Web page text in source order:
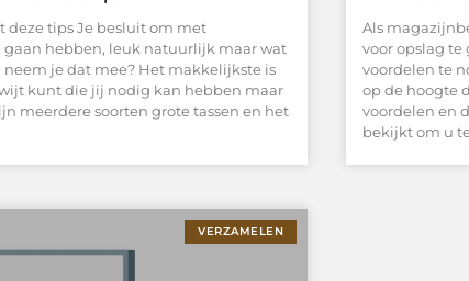
deze tips Je besluit om met
hebben, leuk natuurlijk maar wat
je dat mee? Het makkelijkste is
kunt die jij nodig kan hebben maar
meerdere soorten grote tassen en het
Als
voor opslag
voordelen te
op de hoogte
voordelen en
bekijkt om u
VERZAMELEN